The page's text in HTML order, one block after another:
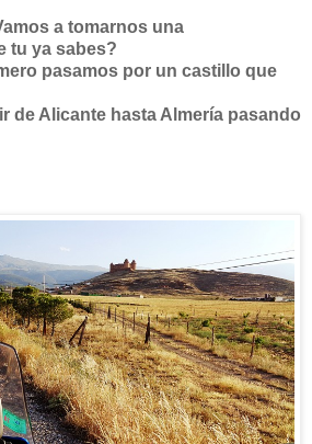
a tomarnos una
tu ya sabes?
pasamos por un castillo que
de Alicante hasta Almería pasando